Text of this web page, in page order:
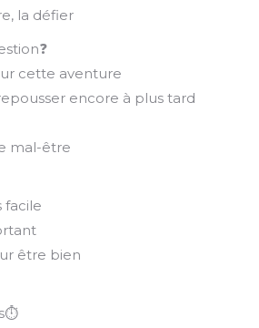
la défier
cette aventure
encore à plus tard
mal-être
facile
être bien